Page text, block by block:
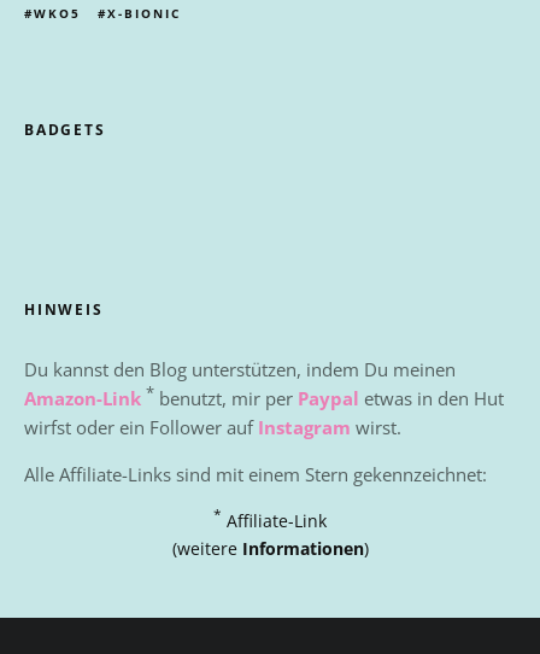
WKO5
X-BIONIC
BADGETS
HINWEIS
Du kannst den Blog unterstützen, indem Du meinen
Amazon-Link * benutzt, mir per Paypal etwas in den Hut
wirfst oder ein Follower auf Instagram wirst.
Alle Affiliate-Links sind mit einem Stern gekennzeichnet:
* Affiliate-Link
(weitere Informationen)